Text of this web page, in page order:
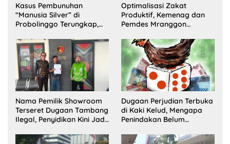
Kasus Pembunuhan
“Manusia Silver” di
Probolinggo Terungkap,
Satu Buron
Optimalisasi Zakat
Produktif, Kemenag dan
Pemdes Mranggon
Pelaksana Kampung
Zakat
Nama Pemilik Showroom
Terseret Dugaan Tambang
Ilegal, Penyidikan Kini Jadi
Dugaan Perjudian Terbuka
di Kaki Kelud, Mengapa
Penindakan Belum